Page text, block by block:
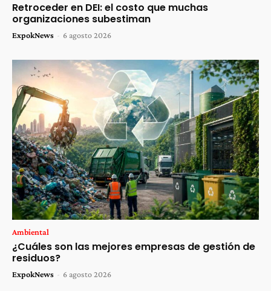
Retroceder en DEI: el costo que muchas
organizaciones subestiman
ExpokNews - 6 agosto 2026
Ambiental
¿Cuáles son las mejores empresas de gestión de
residuos?
ExpokNews - 6 agosto 2026